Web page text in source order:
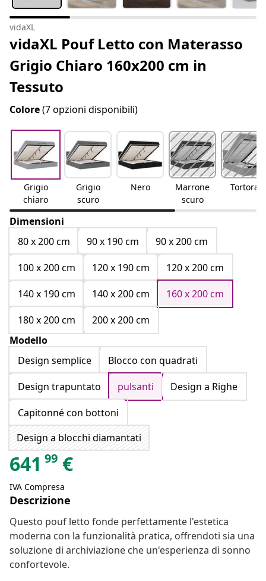
vidaXL
vidaXL Pouf Letto con Materasso
Grigio Chiaro 160x200 cm in
Tessuto
Colore(7 opzioni disponibili)
Grigio
chiaro
Grigio
scuro
Nero
Marrone
scuro
Tortora
Dimensioni
80 x 200 cm
90 x 190 cm
90 x 200 cm
100 x 200 cm
120 x 190 cm
120 x 200 cm
140 x 190 cm
140 x 200 cm
160 x 200 cm
180 x 200 cm
200 x 200 cm
Modello
Design semplice
Blocco con quadrati
Design trapuntato
pulsanti
Design a Righe
Capitonné con bottoni
Design a blocchi diamantati
641 99 €
IVA Compresa
Descrizione
Questo pouf letto fonde perfettamente l'estetica
moderna con la funzionalità pratica, offrendoti sia una
soluzione di archiviazione che un'esperienza di sonno
confortevole.